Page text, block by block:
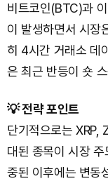
비트코인(BTC)과
이 발생하면서 시장
히 4시간 거래소 데
은 최근 반등이 숏
💡 전략 포인트
단기적으로는 XRP,
대된 종목이 시장
중된 이후에는 변동